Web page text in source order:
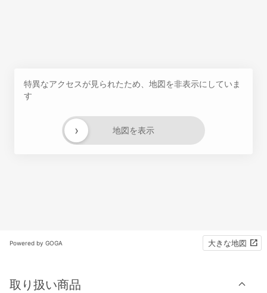
特異なアクセスが見られたため、地図を非表示にしていま
す
地図を表示
›
Powered by GOGA 大きな地図
取り扱い商品